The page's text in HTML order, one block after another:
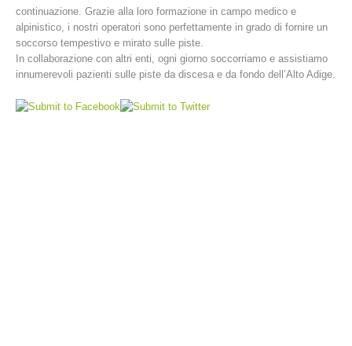
continuazione. Grazie alla loro formazione in campo medico e
alpinistico, i nostri operatori sono perfettamente in grado di fornire un
soccorso tempestivo e mirato sulle piste.
In collaborazione con altri enti, ogni giorno soccorriamo e assistiamo
innumerevoli pazienti sulle piste da discesa e da fondo dell’Alto Adige.